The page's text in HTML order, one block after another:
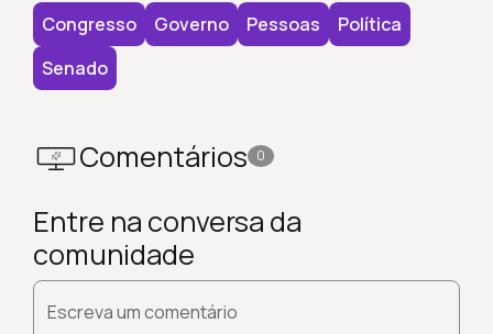
Congresso Governo Pessoas
Política
Senado
Comentários 0
Entre na conversa da
comunidade
Escreva um comentário